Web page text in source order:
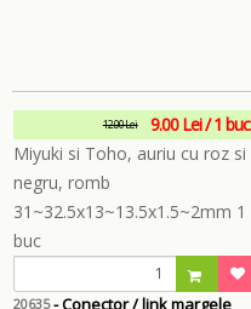
12.00 Lei 9.00 Lei / 1 buc
20635- Conector / link margele